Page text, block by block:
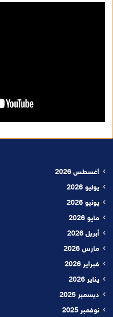
أغسطس 2026
يوليو 2026
يونيو 2026
مايو 2026
أبريل 2026
مارس 2026
فبراير 2026
يناير 2026
ديسمبر 2025
نوفمبر 2025